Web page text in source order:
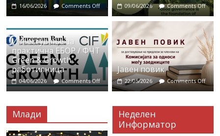
16/06/2026 Comments Off 09/06/2026 Comments Off
Известување за
практична ЕБОР / ФЧТ
Green & Growth
работилница
04/06/2026 Comments Off
Јавен повик
22/05/2026 Comments Off
Млади
Неделен
Информатор